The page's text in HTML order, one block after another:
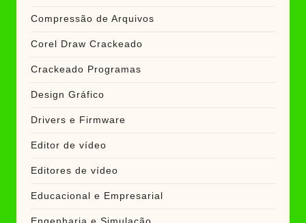
Compressão de Arquivos
Corel Draw Crackeado
Crackeado Programas
Design Gráfico
Drivers e Firmware
Editor de vídeo
Editores de vídeo
Educacional e Empresarial